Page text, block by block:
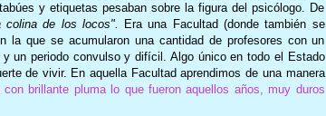
y etiquetas pesaban sobre la figura del psicólogo. De
colina de los locos". Era una Facultad (donde también se
la que se acumularon una cantidad de profesores con un
un periodo convulso y difícil. Algo único en todo el Estado
de vivir. En aquella Facultad aprendimos de una manera
brillante pluma lo que fueron aquellos años, muy duros